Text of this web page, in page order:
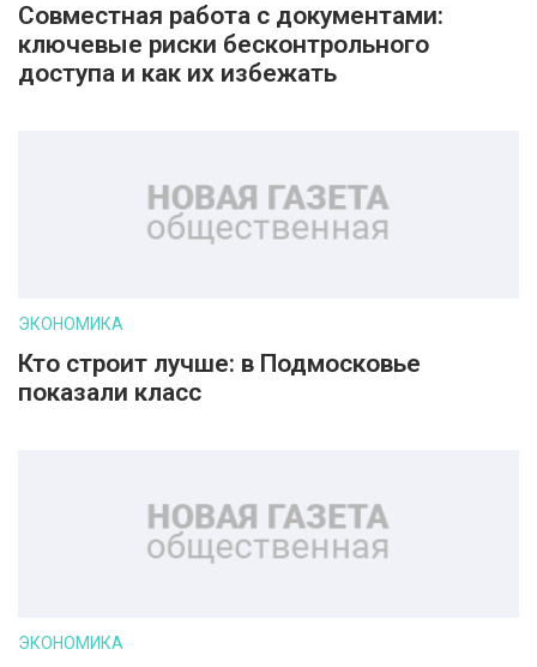
Совместная работа с документами:
ключевые риски бесконтрольного
доступа и как их избежать
ЭКОНОМИКА
Кто строит лучше: в Подмосковье
показали класс
ЭКОНОМИКА